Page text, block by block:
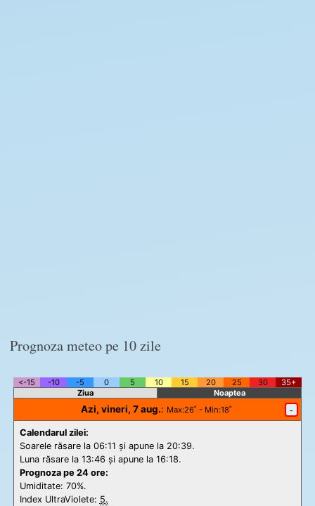
Prognoza meteo pe 10 zile
<-15 -10 -5 0 5 10 15 20 25 30
35+
Ziua
Noaptea
Azi, vineri, 7 aug.: Max:26˚ - Min:18˚ -
Calendarul zilei:
Soarele răsare la 06:11 și apune la 20:39.
Luna răsare la 13:46 și apune la 16:18.
Prognoza pe 24 ore:
Umiditate: 70%.
Index UltraViolete: 5.